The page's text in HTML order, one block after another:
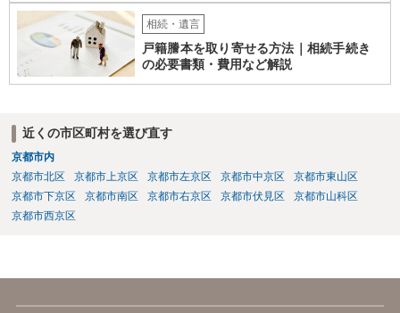
相続・遺言
戸籍謄本を取り寄せる方法｜相続手続き
の必要書類・費用など解説
近くの市区町村を選び直す
京都市内
京都市北区
京都市上京区 京都市左京区 京都市中京区
京都市東山区
京都市下京区
京都市南区 京都市右京区 京都市伏見区
京都市山科区
京都市西京区